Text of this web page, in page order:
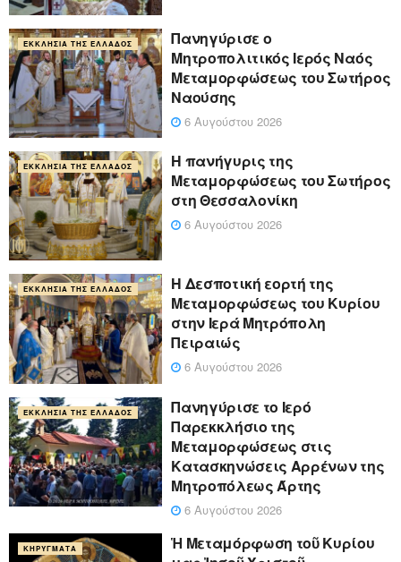
ΕΚΚΛΗΣΊΑ ΤΗΣ ΕΛΛΆΔΟΣ
Πανηγύρισε ο
Μητροπολιτικός Ιερός Ναός
Μεταμορφώσεως του Σωτήρος
Ναούσης
6 Αυγούστου 2026
ΕΚΚΛΗΣΊΑ ΤΗΣ ΕΛΛΆΔΟΣ
Η πανήγυρις της
Μεταμορφώσεως του Σωτήρος
στη Θεσσαλονίκη
6 Αυγούστου 2026
ΕΚΚΛΗΣΊΑ ΤΗΣ ΕΛΛΆΔΟΣ
Η Δεσποτική εορτή της
Μεταμορφώσεως του Κυρίου
στην Ιερά Μητρόπολη
Πειραιώς
6 Αυγούστου 2026
ΕΚΚΛΗΣΊΑ ΤΗΣ ΕΛΛΆΔΟΣ
Πανηγύρισε το Ιερό
Παρεκκλήσιο της
Μεταμορφώσεως στις
Κατασκηνώσεις Αρρένων της
Μητροπόλεως Άρτης
6 Αυγούστου 2026
ΚΗΡΎΓΜΑΤΑ
Ἡ Μεταμόρφωση τοῦ Κυρίου